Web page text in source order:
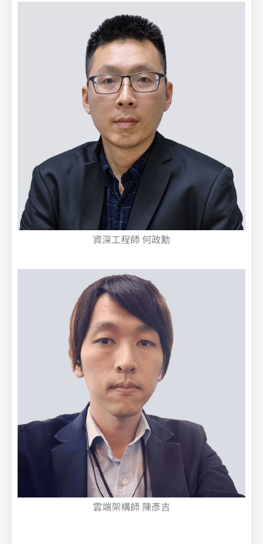
資深工程師 何政勳
雲端架構師 陳彥吉